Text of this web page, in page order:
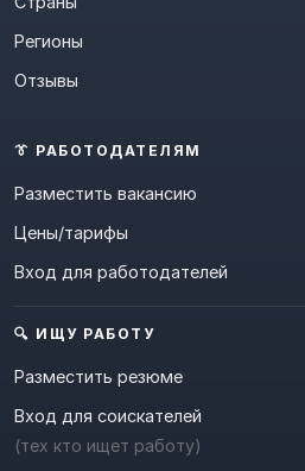
Регионы
Отзывы
👔 РАБОТОДАТЕЛЯМ
Разместить вакансию
Цены/тарифы
Вход для работодателей
🔍 ИЩУ РАБОТУ
Разместить резюме
Вход для соискателей
(тех кто ищет работу)